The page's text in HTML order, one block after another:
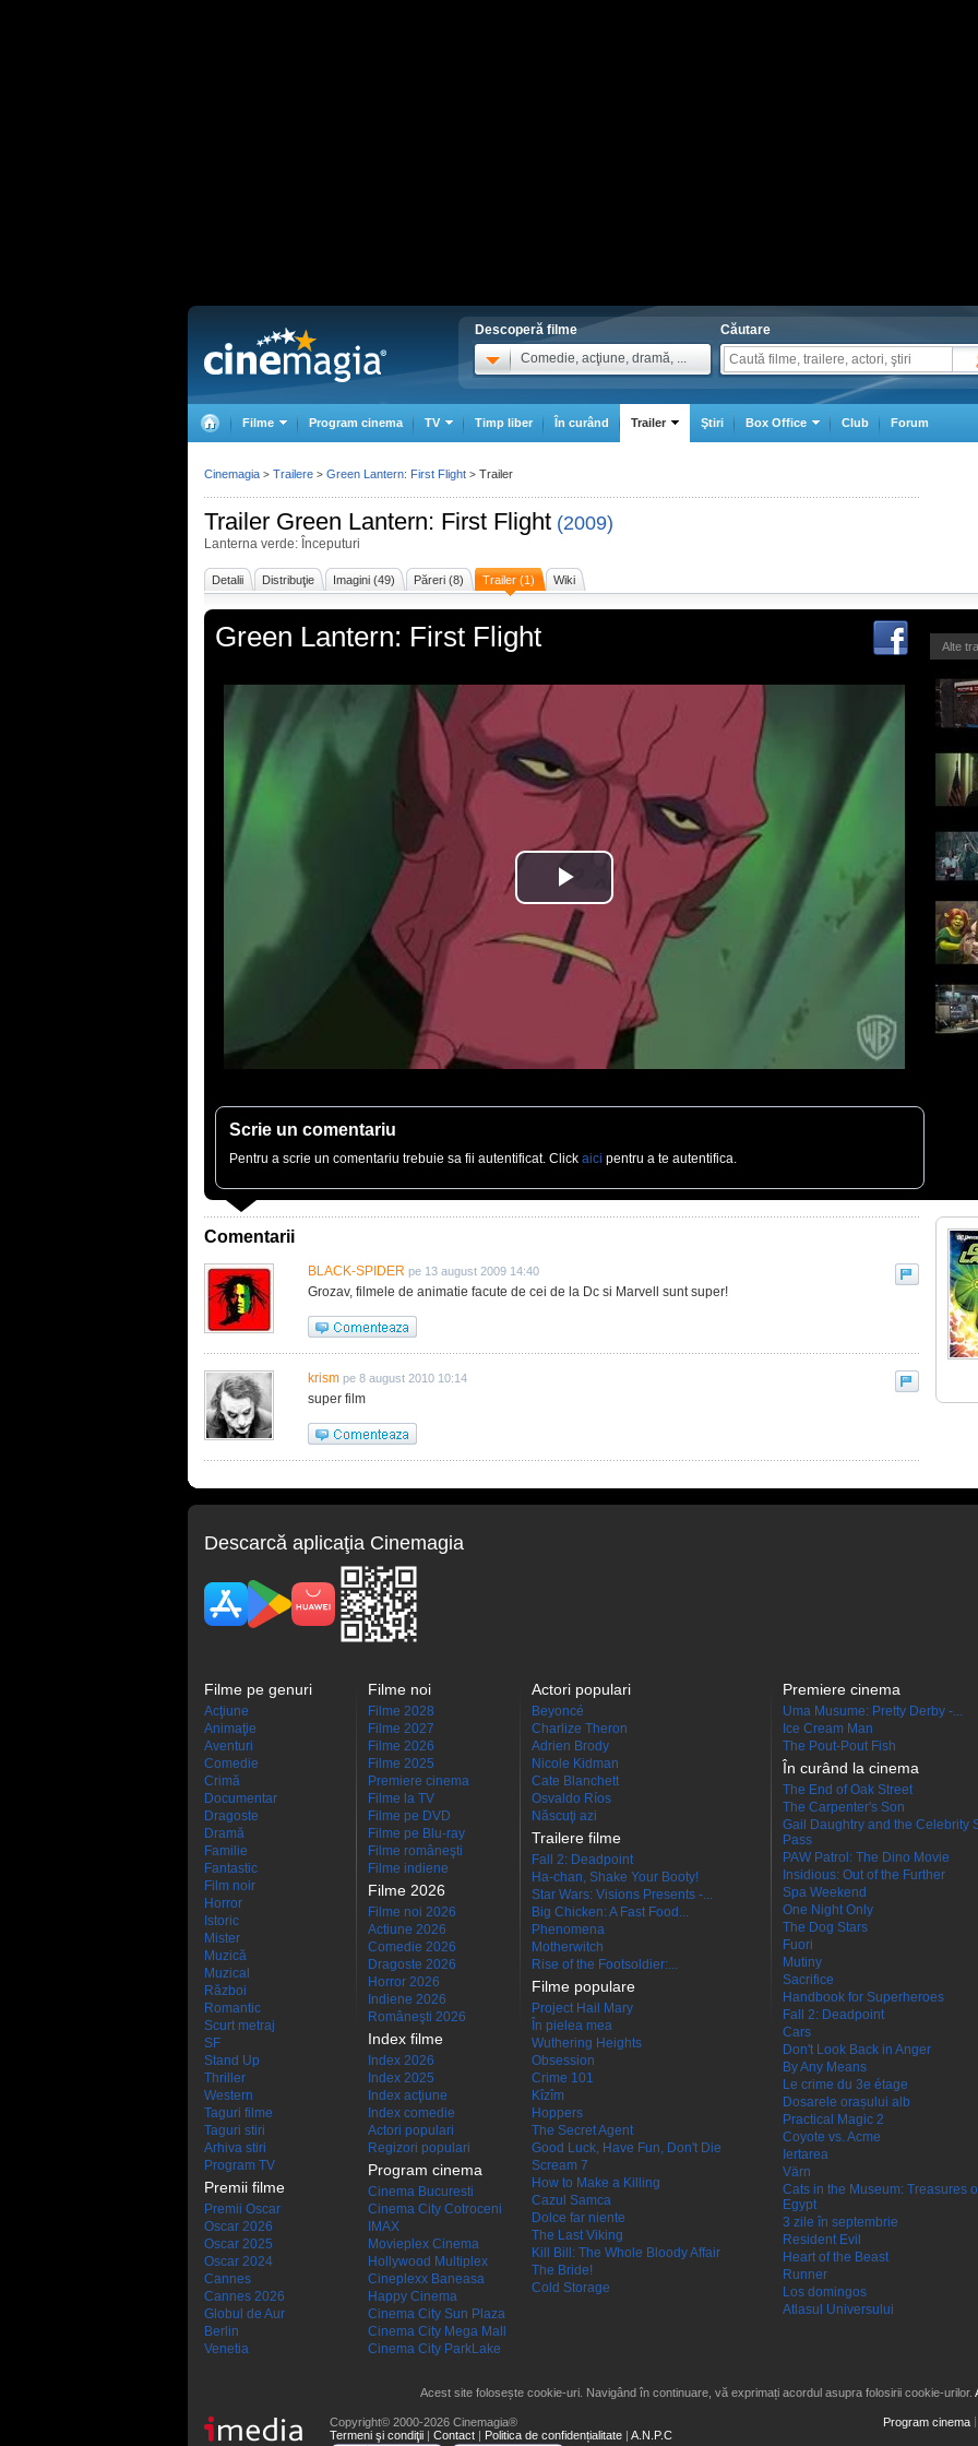
Descoperă filme
Comedie, acţiune, dramă, ...
Căutare
Filme Program cinema TV Timp liber În curând Trailer Ştiri Box Office Club Forum
Trailer Green Lantern: First Flight (2009)
Lanterna verde: Începuturi
Detalii Distribuţie Imagini (49) Păreri (8) Trailer (1) Wiki
Green Lantern: First Flight
Scrie un comentariu
Pentru a scrie un comentariu trebuie sa fii autentificat. Click aici pentru a te autentifica.
Alte
Comentarii
BLACK-SPIDER pe 13 august 2009 14:40
Grozav, filmele de animatie facute de cei de la Dc si Marvell sunt super!
krism pe 8 august 2010 10:14
super film
Cinemagia > Trailere > Green Lantern: First Flight > Trailer
Descarcă aplicaţia Cinemagia
Filme pe genuri
Acţiune
Animaţie
Aventuri
Comedie
Crimă
Documentar
Dragoste
Dramă
Familie
Fantastic
Film noir
Horror
Istoric
Mister
Muzică
Muzical
Război
Romantic
Scurt metraj
SF
Stand Up
Thriller
Western
Taguri filme
Taguri stiri
Arhiva stiri
Program TV
Premii filme
Premii Oscar
Oscar 2026
Oscar 2025
Oscar 2024
Cannes
Cannes 2026
Globul de Aur
Berlin
Venetia
Filme noi
Filme 2028
Filme 2027
Filme 2026
Filme 2025
Premiere cinema
Filme la TV
Filme pe DVD
Filme pe Blu-ray
Filme româneşti
Filme indiene
Filme 2026
Filme noi 2026
Actiune 2026
Comedie 2026
Dragoste 2026
Horror 2026
Indiene 2026
Româneşti 2026
Index filme
Index 2026
Index 2025
Index acţiune
Index comedie
Actori populari
Regizori populari
Program cinema
Cinema Bucuresti
Cinema City Cotroceni
IMAX
Movieplex Cinema
Hollywood Multiplex
Cineplexx Baneasa
Happy Cinema
Cinema City Sun Plaza
Cinema City Mega Mall
Cinema City ParkLake
Actori populari
Beyoncé
Charlize Theron
Adrien Brody
Nicole Kidman
Cate Blanchett
Osvaldo Ríos
Născuţi azi
Trailere filme
Fall 2: Deadpoint
Ha-chan, Shake Your Booty!
Star Wars: Visions Presents -...
Big Chicken: A Fast Food...
Phenomena
Motherwitch
Rise of the Footsoldier:...
Filme populare
Project Hail Mary
În pielea mea
Wuthering Heights
Obsession
Crime 101
Kîzîm
Hoppers
The Secret Agent
Good Luck, Have Fun, Don't Die
Scream 7
How to Make a Killing
Cazul Samca
Dolce far niente
The Last Viking
Kill Bill: The Whole Bloody Affair
The Bride!
Cold Storage
Premiere cinema
Uma Musume: Pretty Derby -...
Ice Cream Man
The Pout-Pout Fish
În curând la cinema
The End of Oak Street
The Carpenter's Son
Gail Daughtry and the Celebrity
Pass
PAW Patrol: The Dino Movie
Insidious: Out of the Further
Spa Weekend
One Night Only
The Dog Stars
Fuori
Mutiny
Sacrifice
Handbook for Superheroes
Fall 2: Deadpoint
Cars
Don't Look Back in Anger
By Any Means
Le crime du 3e étage
Dosarele orașului alb
Practical Magic 2
Coyote vs. Acme
Iertarea
Värn
Cats in the Museum: Treasures
Egypt
3 zile în septembrie
Resident Evil
Heart of the Beast
Runner
Los domingos
Atlasul Universului
Acest site folosește cookie-uri. Navigând în continuare, vă exprimați acordul asupra folosirii cookie-urilor.
Copyright© 2000-2026 Cinemagia®
Termeni şi condiţii | Contact | Politica de confidențialitate | A.N.P.C
Program cinema